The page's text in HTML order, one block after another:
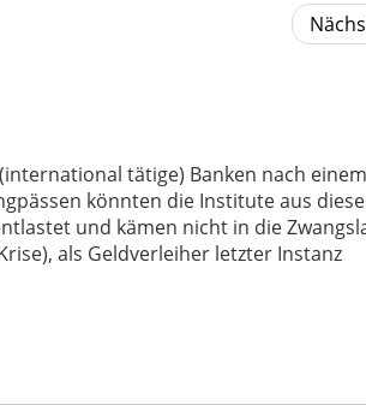
tätige) Banken nach einem
könnten die Institute aus
und kämen nicht in die
als Geldverleiher letzter Instanz